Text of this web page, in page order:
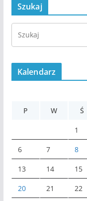
Szukaj
Kalendarz
P
W Ś
1
6 7 8
13 14 15
20 21 22